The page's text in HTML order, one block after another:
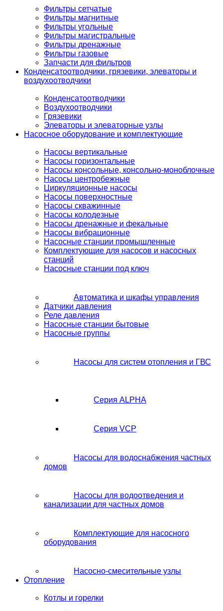
Фильтры сетчатые
Фильтры магнитные
Фильтры угольные
Фильтры магистральные
Фильтры дренажные
Фильтры газовые
Запчасти для фильтров
Конденсатоотводчики, грязевики, элеваторы и
воздухоотводчики
Конденсатоотводчики
Воздухоотводчики
Грязевики
Элеваторы и элеваторные узлы
Насосное оборудование и комплектующие
Насосы вертикальные
Насосы горизонтальные
Насосы консольные, консольно-моноблочные
Насосы центробежные
Циркуляционные насосы
Насосы поверхностные
Насосы скважинные
Насосы колодезные
Насосы дренажные и фекальные
Насосы вибрационные
Насосные станции промышленные
Комплектующие для насосов и насосных
станций
Насосные станции под ключ
Автоматика и шкафы управления
Датчики давления
Реле давления
Насосные станции бытовые
Насосные группы
Насосы для систем отопления и ГВС
Серия ALPHA
Серия VCP
Насосы для водоснабжения частных
домов
Насосы для водоотведения и
канализации для частных домов
Комплектующие для насосного
оборудования
Насосно-смесительные узлы
Отопление
Котлы и горелки